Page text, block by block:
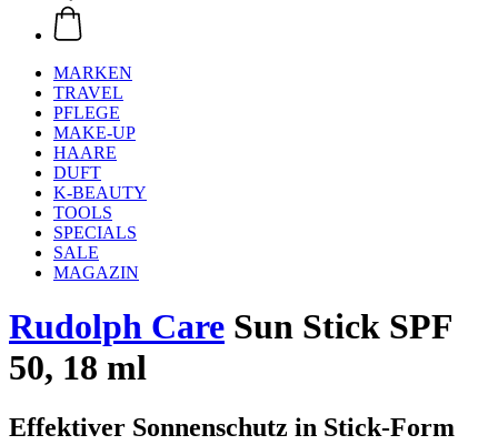
MARKEN
TRAVEL
PFLEGE
MAKE-UP
HAARE
DUFT
K-BEAUTY
TOOLS
SPECIALS
SALE
MAGAZIN
Rudolph Care Sun Stick SPF
50, 18 ml
Effektiver Sonnenschutz in Stick-Form